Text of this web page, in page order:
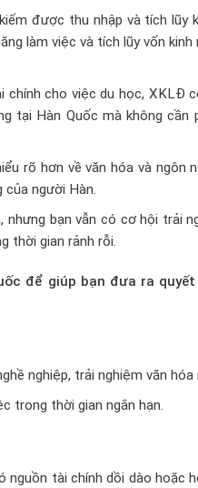
được thu nhập và tích lũy
làm việc và tích lũy vốn kinh
chính cho việc du học, XKLĐ
tại Hàn Quốc mà không cần
rõ hơn về văn hóa và ngôn
người Hàn.
nhưng bạn vẫn có cơ hội trải
thời gian rảnh rỗi.
để giúp bạn đưa ra quyết
nghiệp, trải nghiệm văn hóa
trong thời gian ngắn hạn.
nguồn tài chính dồi dào hoặc